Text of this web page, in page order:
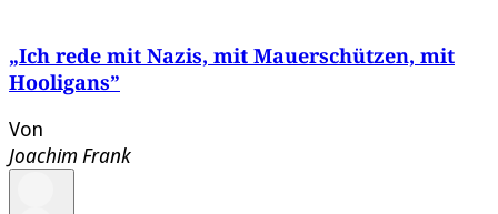
„Ich rede mit Nazis, mit Mauerschützen, mit
Hooligans”
Von
Joachim Frank